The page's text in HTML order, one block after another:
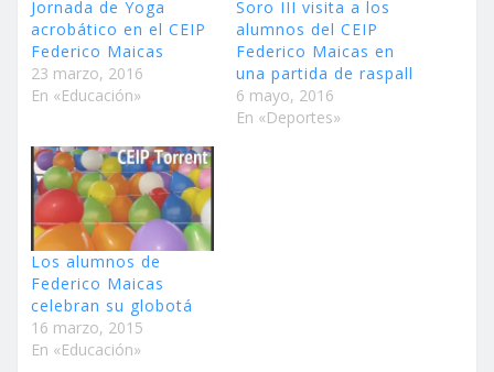
Jornada de Yoga
acrobático en el CEIP
Federico Maicas
23 marzo, 2016
En «Educación»
Soro III visita a los
alumnos del CEIP
Federico Maicas en
una partida de raspall
6 mayo, 2016
En «Deportes»
Los alumnos de
Federico Maicas
celebran su globotá
16 marzo, 2015
En «Educación»